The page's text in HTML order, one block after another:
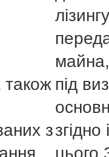
з
під
цього